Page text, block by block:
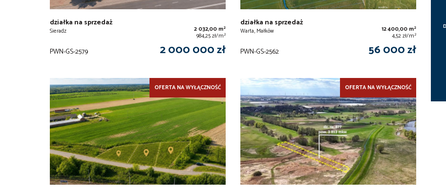
działka na sprzedaż
Sieradz 2 032,00 m2
984,25 zł/m2
PWN-GS-2579 2 000 000 zł
działka na sprzedaż
Warta, Małków 12 400,00 m2
4,52 zł/m2
PWN-GS-2562 56 000 zł
OFERTA NA WYŁĄCZNOŚĆ OFERTA NA WYŁĄCZNOŚĆ